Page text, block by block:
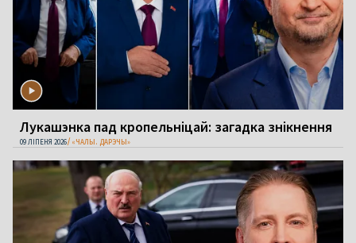
Лукашэнка пад кропельніцай: загадка знікнення
09 ЛІПЕНЯ 2026 «ЧАЛЫ. ДАРЭЧЫ»